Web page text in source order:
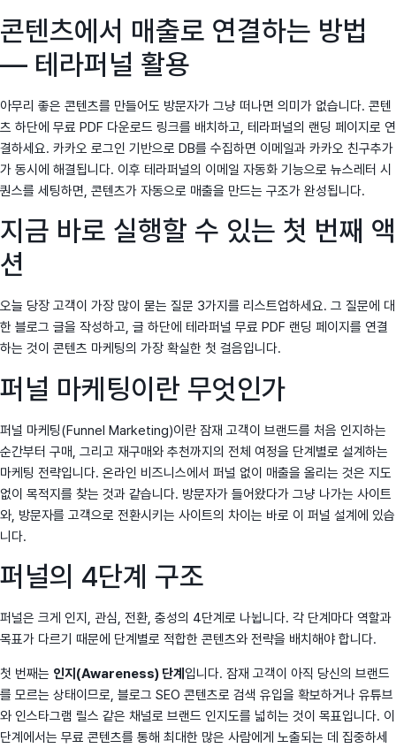
콘텐츠에서 매출로 연결하는 방법
— 테라퍼널 활용
아무리 좋은 콘텐츠를 만들어도 방문자가 그냥 떠나면 의미가 없습니다. 콘텐
츠 하단에 무료 PDF 다운로드 링크를 배치하고, 테라퍼널의 랜딩 페이지로 연
결하세요. 카카오 로그인 기반으로 DB를 수집하면 이메일과 카카오 친구추가
가 동시에 해결됩니다. 이후 테라퍼널의 이메일 자동화 기능으로 뉴스레터 시
퀀스를 세팅하면, 콘텐츠가 자동으로 매출을 만드는 구조가 완성됩니다.
지금 바로 실행할 수 있는 첫 번째 액
션
오늘 당장 고객이 가장 많이 묻는 질문 3가지를 리스트업하세요. 그 질문에 대
한 블로그 글을 작성하고, 글 하단에 테라퍼널 무료 PDF 랜딩 페이지를 연결
하는 것이 콘텐츠 마케팅의 가장 확실한 첫 걸음입니다.
퍼널 마케팅이란 무엇인가
퍼널 마케팅(Funnel Marketing)이란 잠재 고객이 브랜드를 처음 인지하는
순간부터 구매, 그리고 재구매와 추천까지의 전체 여정을 단계별로 설계하는
마케팅 전략입니다. 온라인 비즈니스에서 퍼널 없이 매출을 올리는 것은 지도
없이 목적지를 찾는 것과 같습니다. 방문자가 들어왔다가 그냥 나가는 사이트
와, 방문자를 고객으로 전환시키는 사이트의 차이는 바로 이 퍼널 설계에 있습
니다.
퍼널의 4단계 구조
퍼널은 크게 인지, 관심, 전환, 충성의 4단계로 나뉩니다. 각 단계마다 역할과
목표가 다르기 때문에 단계별로 적합한 콘텐츠와 전략을 배치해야 합니다.
첫 번째는 인지(Awareness) 단계 입니다. 잠재 고객이 아직 당신의 브랜드
를 모르는 상태이므로, 블로그 SEO 콘텐츠로 검색 유입을 확보하거나 유튜브
와 인스타그램 릴스 같은 채널로 브랜드 인지도를 넓히는 것이 목표입니다. 이
단계에서는 무료 콘텐츠를 통해 최대한 많은 사람에게 노출되는 데 집중하세